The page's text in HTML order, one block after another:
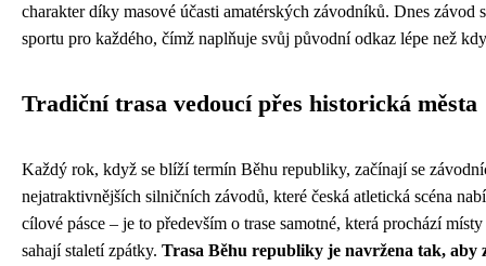
charakter díky masové účasti amatérských závodníků. Dnes závod
sportu pro každého, čímž naplňuje svůj původní odkaz lépe než
Tradiční trasa vedoucí přes historická města
Každý rok, když se blíží termín Běhu republiky, začínají se
nejatraktivnějších silničních závodů, které česká atletická scéna
cílové pásce – je to především o trase samotné, která prochází
sahají staletí zpátky. Trasa Běhu republiky je navržena tak, aby